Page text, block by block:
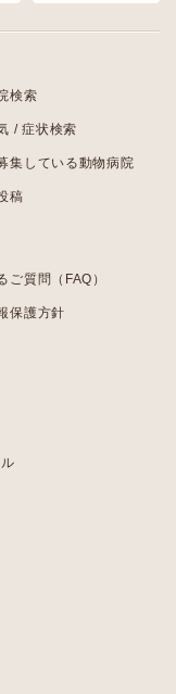
検索
/ 症状検索
集している動物病院
稿
ご質問（FAQ）
保護方針